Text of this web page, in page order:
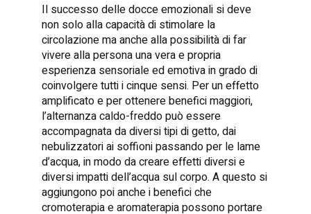
Il successo delle docce emozionali si deve
non solo alla capacità di stimolare la
circolazione ma anche alla possibilità di far
vivere alla persona una vera e propria
esperienza sensoriale ed emotiva in grado di
coinvolgere tutti i cinque sensi. Per un effetto
amplificato e per ottenere benefici maggiori,
l’alternanza caldo-freddo può essere
accompagnata da diversi tipi di getto, dai
nebulizzatori ai soffioni passando per le lame
d’acqua, in modo da creare effetti diversi e
diversi impatti dell’acqua sul corpo. A questo si
aggiungono poi anche i benefici che
cromoterapia e aromaterapia possono portare